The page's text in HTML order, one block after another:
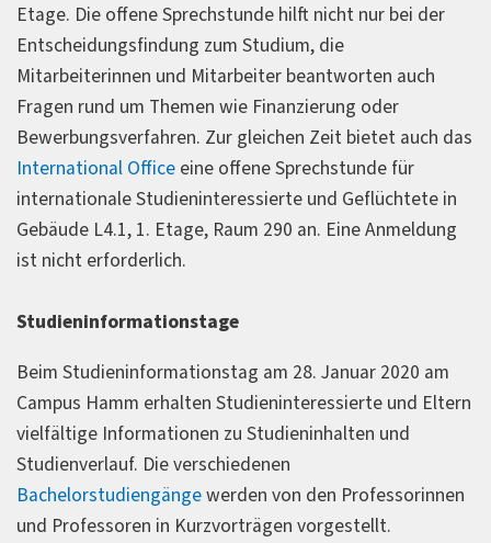
Etage. Die offene Sprechstunde hilft nicht nur bei der
Entscheidungsfindung zum Studium, die
Mitarbeiterinnen und Mitarbeiter beantworten auch
Fragen rund um Themen wie Finanzierung oder
Bewerbungsverfahren. Zur gleichen Zeit bietet auch das
International Office eine offene Sprechstunde für
internationale Studieninteressierte und Geflüchtete in
Gebäude L4.1, 1. Etage, Raum 290 an. Eine Anmeldung
ist nicht erforderlich.
Studieninformationstage
Beim Studieninformationstag am 28. Januar 2020 am
Campus Hamm erhalten Studieninteressierte und Eltern
vielfältige Informationen zu Studieninhalten und
Studienverlauf. Die verschiedenen
Bachelorstudiengängewerden von den Professorinnen
und Professoren in Kurzvorträgen vorgestellt.